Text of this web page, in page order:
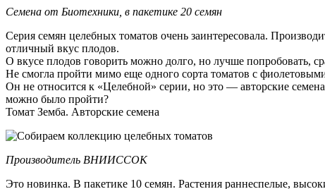
Семена от Биотехники, в пакетике 20 семян
Серия семян целебных томатов очень заинтересовала.
отличный вкус плодов.
О вкусе плодов говорить можно долго, но лучше попробовать,
Не смогла пройти мимо еще одного сорта томатов с
Он не относится к «Целебной» серии, но это — авторские
можно было пройти?
Томат Земба. Авторские семена
Производитель ВНИИССОК
Это новинка. В пакетике 10 семян. Растения раннеспелые,